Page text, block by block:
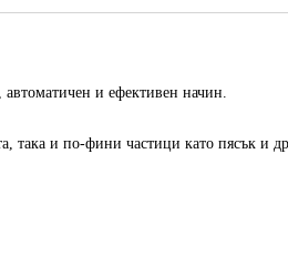
автоматичен и ефективен начин.
така и по-фини частици като пясък и